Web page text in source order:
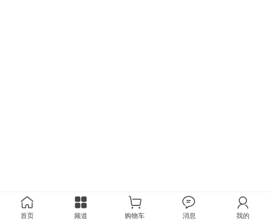
首页 频道 购物车 消息 我的